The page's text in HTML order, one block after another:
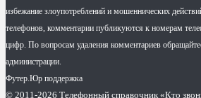
избежание злоупотреблений и мошеннических
телефонов, комментарии публикуются к номерам
цифр. По вопросам удаления комментариев
администрации.
Футер.Юр поддержка
© 2011-2026 Телефонный справочник «Кто